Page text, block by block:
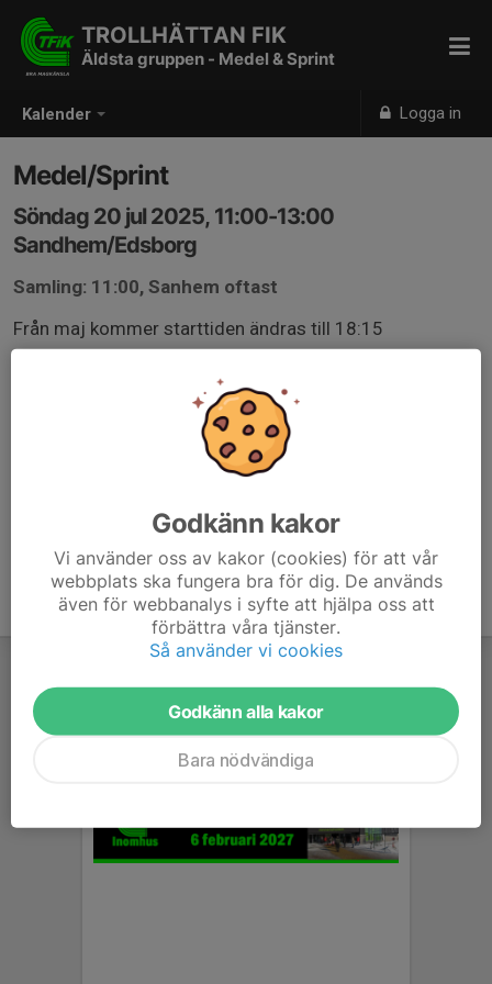
Kalender Logga in
TROLLHÄTTAN FIK
Äldsta gruppen - Medel & Sprint
Medel/Sprint
Söndag 20 jul 2025, 11:00-13:00
Sandhem/Edsborg
Samling: 11:00, Sanhem oftast
Från maj kommer starttiden ändras till 18:15
Godkänn kakor
Vi använder oss av kakor (cookies) för att vår
webbplats ska fungera bra för dig. De används
även för webbanalys i syfte att hjälpa oss att
förbättra våra tjänster.
Så använder vi cookies
Godkänn alla kakor
Bara nödvändiga